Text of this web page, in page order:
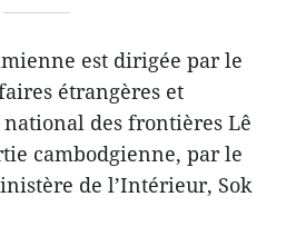
est dirigée par le
étrangères et
des frontières Lê
cambodgienne, par le
de l’Intérieur, Sok